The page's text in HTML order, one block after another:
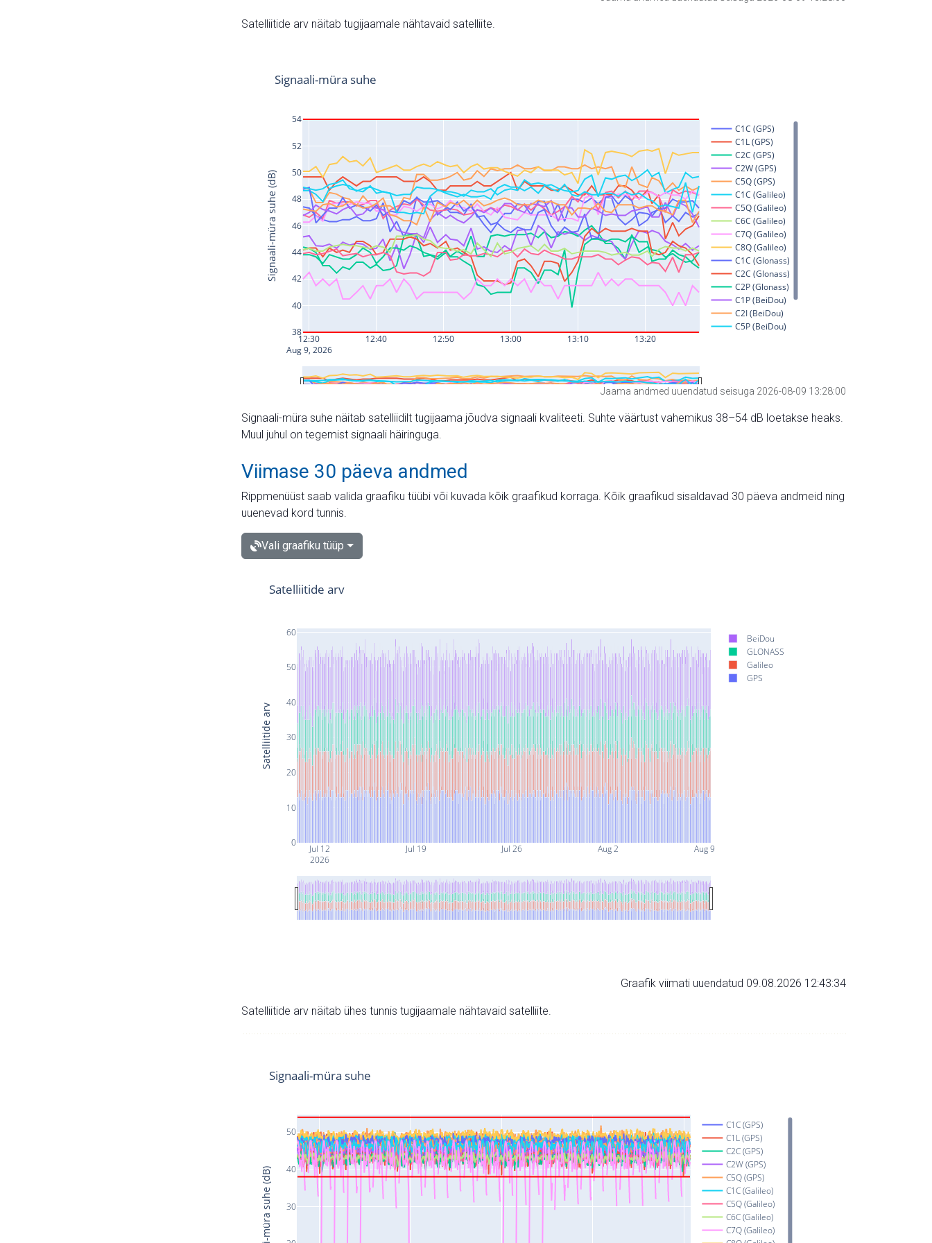
Satelliitide arv näitab tugijaamale nähtavaid satelliite.
Jaama andmed uuendatud seisuga 2026-08-09 13:28:00
Signaali-müra suhe näitab satelliidilt tugijaama jõudva signaali kvaliteeti. Suhte väärtust vahemikus 38–54 dB loetakse heaks.
Muul juhul on tegemist signaali häiringuga.
Viimase 30 päeva andmed
Rippmenüüst saab valida graafiku tüübi või kuvada kõik graafikud korraga. Kõik graafikud sisaldavad 30 päeva andmeid ning
uuenevad kord tunnis.
Vali graafiku tüüp
Jul 12
2026
Jul 19 Jul 26 Aug 2 Aug 9
0
10
20
30
40
50
60
BeiDou
GLONASS
Galileo
GPS
Satelliitide arv
Satelliitide arv
Graafik viimati uuendatud 09.08.2026 12:43:34
Satelliitide arv näitab ühes tunnis tugijaamale nähtavaid satelliite.
30
40
50
C1C (GPS)
C1L (GPS)
C2C (GPS)
C2W (GPS)
C5Q (GPS)
C1C (Galileo)
C5Q (Galileo)
C6C (Galileo)
C7Q (Galileo)
Signaali-müra suhe